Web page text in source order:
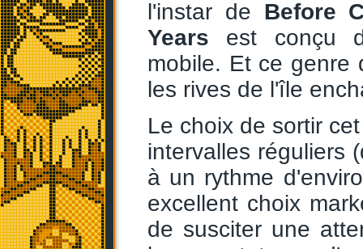
l'instar de Before
Years est conçu
mobile. Et ce genre
les rives de l'île
Le choix de sortir
intervalles réguliers
à un rythme
excellent choix
de susciter une